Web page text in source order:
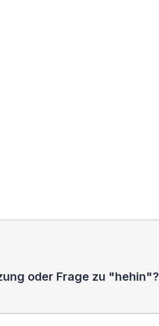
oder Frage zu "hehin"?